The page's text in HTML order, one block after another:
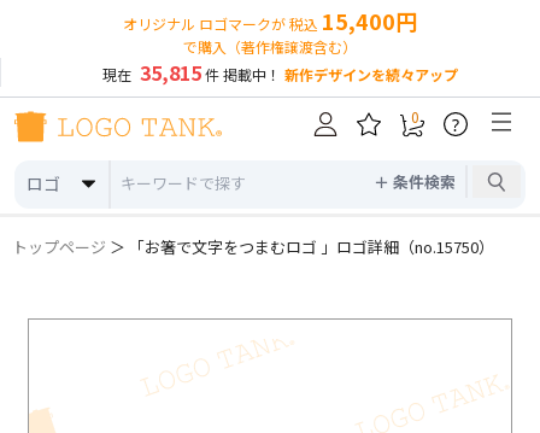
オリジナル ロゴマークが 税込 15,400円
で購入（著作権譲渡含む）
現在 35,815件 掲載中！ 新作デザインを続々アップ
ロゴ ＋ 条件検索
0 ?
トップページ ＞ 「お箸で文字をつまむロゴ 」ロゴ詳細（no.15750）